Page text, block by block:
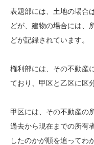
表題部には、土地の場合
どが、建物の場合には、
どが記録されています。
権利部には、その不動産
ており、甲区と乙区に区
甲区には、その不動産の
過去から現在までの所有
したのかが順を追ってわ